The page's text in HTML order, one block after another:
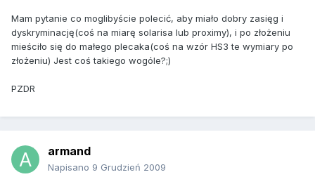
Mam pytanie co moglibyście polecić, aby miało dobry zasięg i
dyskryminację(coś na miarę solarisa lub proximy), i po złożeniu
mieściło się do małego plecaka(coś na wzór HS3 te wymiary po
złożeniu) Jest coś takiego wogóle?;)
PZDR
armand
Napisano 9 Grudzień 2009